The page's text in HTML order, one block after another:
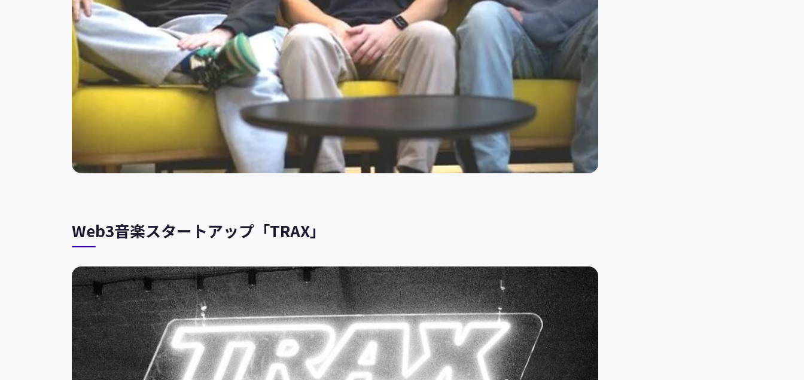
Web3音楽スタートアップ「TRAX」